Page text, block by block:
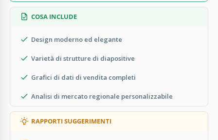
COSA INCLUDE
Design moderno ed elegante
Varietà di strutture di diapositive
Grafici di dati di vendita completi
Analisi di mercato regionale personalizzabile
RAPPORTI SUGGERIMENTI